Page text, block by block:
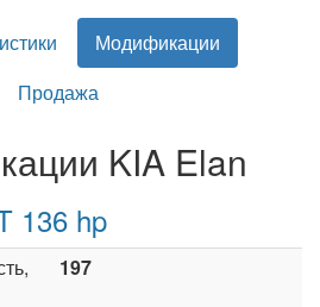
Модификации
Продажа
KIA Elan
136 hp
197